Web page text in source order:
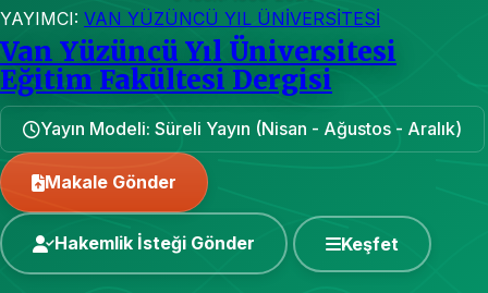
YAYIMCI: VAN YÜZÜNCÜ YIL ÜNİVERSİTESİ
Van Yüzüncü Yıl Üniversitesi
Eğitim Fakültesi Dergisi
Yayın Modeli: Süreli Yayın (Nisan - Ağustos - Aralık)
Makale Gönder
Hakemlik İsteği Gönder Keşfet